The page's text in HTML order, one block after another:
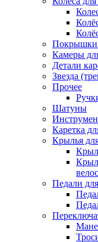
Покрышки
Камеры
Детали
Звезда
Прочее
Шатуны
Каретка
Крылья
Педали